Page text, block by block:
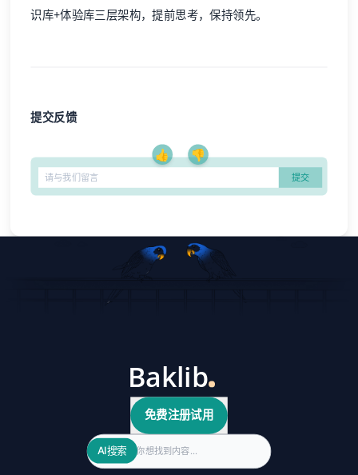
识库+体验库三层架构，提前思考，保持领先。
提交反馈
👍 👎
免费注册试用
Search
AI搜索